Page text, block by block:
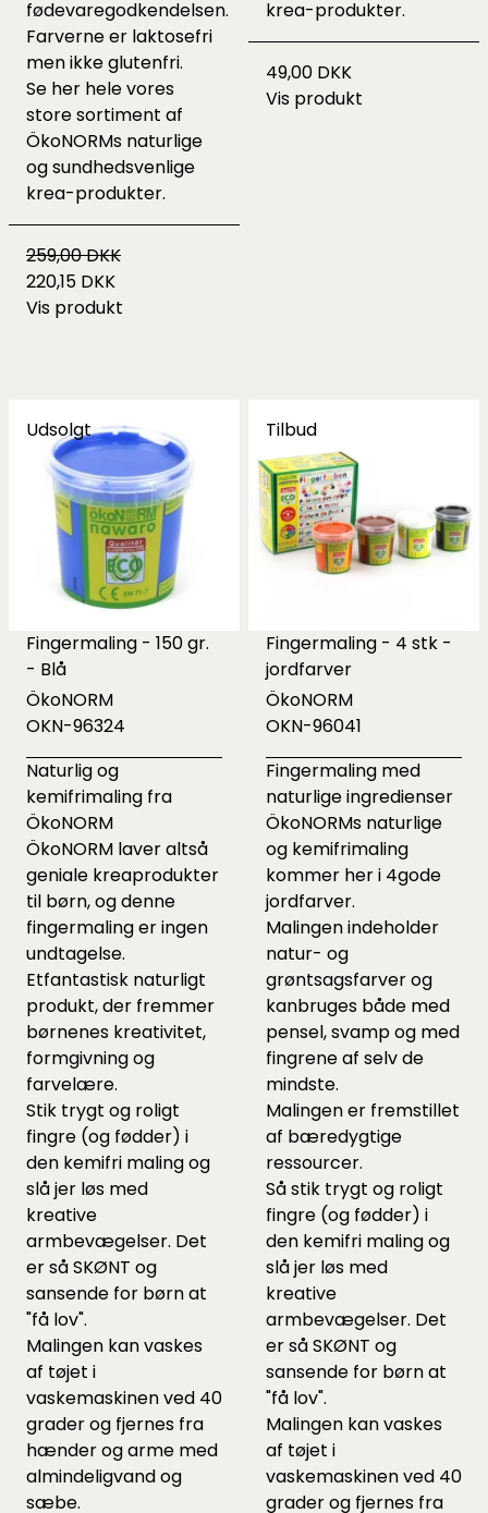
fødevaregodkendelsen.
Farverne er laktosefri
men ikke glutenfri.
Se her hele vores
store sortiment af
ÖkoNORMs naturlige
og sundhedsvenlige
krea-produkter.
259,00 DKK
220,15 DKK
Vis produkt
krea-produkter.
49,00 DKK
Vis produkt
Udsolgt
Fingermaling - 150 gr.
- Blå
ÖkoNORM
OKN-96324
Naturlig og
kemifrimaling fra
ÖkoNORM
ÖkoNORM laver altså
geniale kreaprodukter
til børn, og denne
fingermaling er ingen
undtagelse.
Etfantastisk naturligt
produkt, der fremmer
børnenes kreativitet,
formgivning og
farvelære.
Stik trygt og roligt
fingre (og fødder) i
den kemifri maling og
slå jer løs med
kreative
armbevægelser. Det
er så SKØNT og
sansende for børn at
"få lov".
Malingen kan vaskes
af tøjet i
vaskemaskinen ved 40
grader og fjernes fra
hænder og arme med
almindeligvand og
sæbe.
Tilbud
Fingermaling - 4 stk -
jordfarver
ÖkoNORM
OKN-96041
Fingermaling med
naturlige ingredienser
ÖkoNORMs naturlige
og kemifrimaling
kommer her i 4gode
jordfarver.
Malingen indeholder
natur- og
grøntsagsfarver og
kanbruges både med
pensel, svamp og med
fingrene af selv de
mindste.
Malingen er fremstillet
af bæredygtige
ressourcer.
Så stik trygt og roligt
fingre (og fødder) i
den kemifri maling og
slå jer løs med
kreative
armbevægelser. Det
er så SKØNT og
sansende for børn at
"få lov".
Malingen kan vaskes
af tøjet i
vaskemaskinen ved 40
grader og fjernes fra